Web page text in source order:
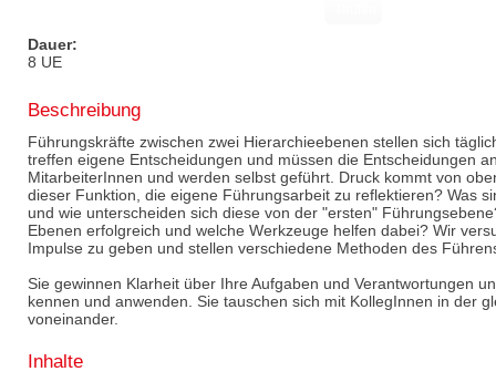
Dauer:
8 UE
Beschreibung
Führungskräfte zwischen zwei Hierarchieebenen stellen sich
treffen eigene Entscheidungen und müssen die Entscheidungen
MitarbeiterInnen und werden selbst geführt. Druck kommt von
dieser Funktion, die eigene Führungsarbeit zu reflektieren? Was
und wie unterscheiden sich diese von der "ersten"
Ebenen erfolgreich und welche Werkzeuge helfen dabei? Wir
Impulse zu geben und stellen verschiedene Methoden des
Sie gewinnen Klarheit über Ihre Aufgaben und Verantwortungen
kennen und anwenden. Sie tauschen sich mit KollegInnen in der
voneinander.
Inhalte